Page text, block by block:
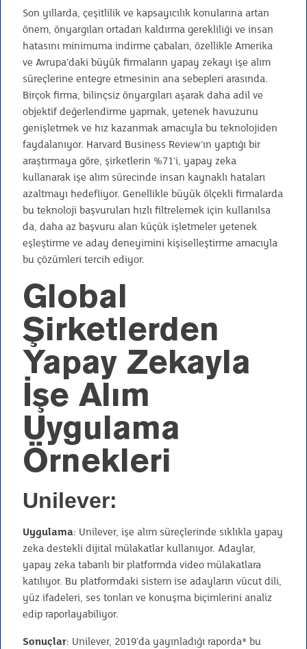
Son yıllarda, çeşitlilik ve kapsayıcılık konularına artan
önem, önyargıları ortadan kaldırma gerekliliği ve insan
hatasını minimuma indirme çabaları, özellikle Amerika
ve Avrupa’daki büyük firmaların yapay zekayı işe alım
süreçlerine entegre etmesinin ana sebepleri arasında.
Birçok firma, bilinçsiz önyargıları aşarak daha adil ve
objektif değerlendirme yapmak, yetenek havuzunu
genişletmek ve hız kazanmak amacıyla bu teknolojiden
faydalanıyor. Harvard Business Review’ın yaptığı bir
araştırmaya göre, şirketlerin %71’i, yapay zeka
kullanarak işe alım sürecinde insan kaynaklı hataları
azaltmayı hedefliyor. Genellikle büyük ölçekli firmalarda
bu teknoloji başvuruları hızlı filtrelemek için kullanılsa
da, daha az başvuru alan küçük işletmeler yetenek
eşleştirme ve aday deneyimini kişiselleştirme amacıyla
bu çözümleri tercih ediyor.
Global
Şirketlerden
Yapay Zekayla
İşe Alım
Uygulama
Örnekleri
Unilever:
Uygulama: Unilever, işe alım süreçlerinde sıklıkla yapay
zeka destekli dijital mülakatlar kullanıyor. Adaylar,
yapay zeka tabanlı bir platformda video mülakatlara
katılıyor. Bu platformdaki sistem ise adayların vücut dili,
yüz ifadeleri, ses tonları ve konuşma biçimlerini analiz
edip raporlayabiliyor.
Sonuçlar: Unilever, 2019’da yayınladığı raporda* bu